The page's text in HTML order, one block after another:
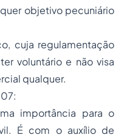
objetivo pecuniário
cuja regulamentação
voluntário e não visa
qualquer.
importância para o
É com o auxílio de